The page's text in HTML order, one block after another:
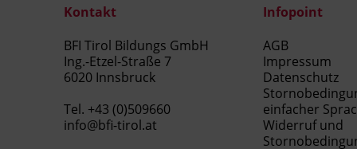
Kontakt
BFI Tirol Bildungs GmbH
Ing.-Etzel-Straße 7
6020 Innsbruck
Tel. +43 (0)509660
info@bfi-tirol.at
Infopoint
AGB
Impressum
Datenschutz
einfacher
Widerruf und